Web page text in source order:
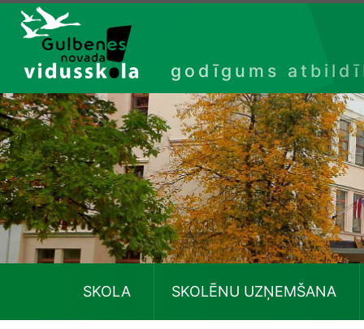
Izlaist
godīgums
SKOLA SKOLĒNU UZŅEMŠANA